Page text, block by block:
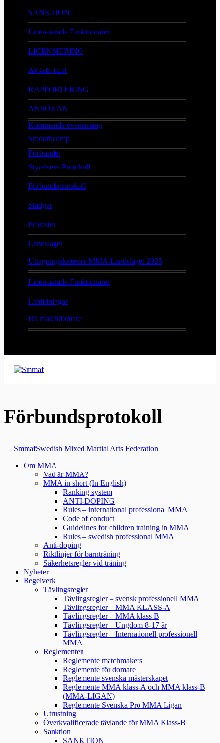
SANKTION
Licensierade Funktionärer
LICENSIERING
AVGIFTER
RAPPORTERING
ANSÖKAN
Kommande evenemang
Smoothcomp
Förbundet
Styrelsens Protokoll
Förbundsprotokoll
Stadgar
Protester
Landslaget
Uttagningskriterier MMA-Landslaget 2025
Licensierade Funktionärer
Utbildningar
Bli matchdomare
Förbundsprotokoll
SmmafSwedish Mixed Martial Arts Federation
Om MMA
Vad är MMA?
MMA in short (In English)
Ranking system
ANTI-DOPING
Rules – international professional MMA
Code of conduct
Guidelines for children training in MMA
Rules – swedish professional MMA
Anti-doping
Riktlinjer för barnträning
Säkerhetsregler vid träning
Nyheter
Regelverk
Tävlingsregler
Tävlingsregler – svensk professionell MMA
Tävlingsregler – MMA KLASS-A
Tävlingsregler – MMA klass B
Tävlingsregler – Ungdom 8-17 år
Tävlingsregler – Internationell professionell
MMA
Reglementen
Reglemente matchmakers
Reglemente för domare
Reglemente svenska mästerskapet
Reglemente MMA klass-A och MMA klass-B
(MMA-LIGAN)
Reglemente Svenska Pro MMA Ligan
Utrustning
Överkvalificerade tävlande för MMA Klass-B
Sanktion
SANKTION